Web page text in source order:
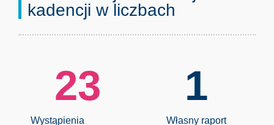
kadencji w liczbach
Wystąpienia
23
Własny raport
1